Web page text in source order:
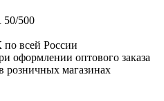
50/500
по всей России
оформлении оптового заказа
розничных магазинах